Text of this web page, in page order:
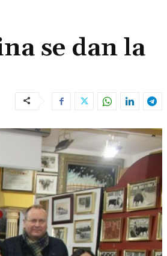
se dan la